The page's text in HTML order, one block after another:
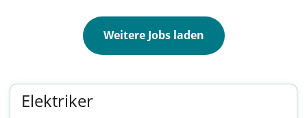
Weitere Jobs laden
Elektriker